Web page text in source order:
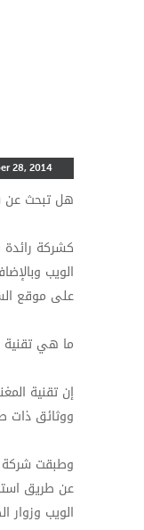
28, 2014
هل تبحث عن
كشركة
الويب
على موقع
ما هي تقنية
إن تقنية
ووثائق ذات
وطبقت شركة
عن طريق
الويب وزوار